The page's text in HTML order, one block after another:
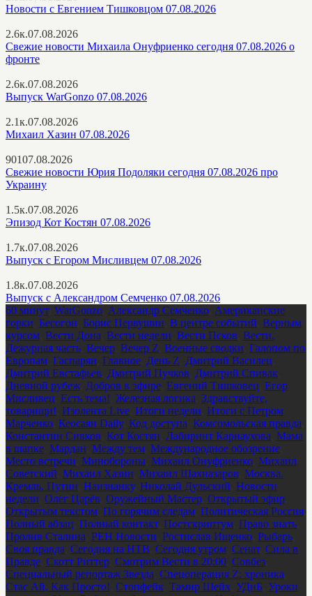
Новости с Евгением Тишковцом 07.08.2026
2.6к.07.08.2026
Свежие новости Михаила Онуфриенко сегодня 07.08.2026 о
фронте
2.6к.07.08.2026
Выпуск WarGonzo 07.08.2026
2.1к.07.08.2026
Михаил Хазин 07.08.2026
90107.08.2026
Свежие новости Юрия Подоляки сегодня 07.08.2026 про
Украину
1.5к.07.08.2026
Эпизод Кот Костян 07.08.2026
1.7к.07.08.2026
Выпуск с Егором Мисливцем 07.08.2026
1.8к.07.08.2026
Выпуск с Александром Семченко 07.08.2026
60 минут, WarGonzo Александр Семченко Американские
горки Бесогон Борис Первушин В центре событий Верным
курсом Вести Дона Вести недели Вести Псков Вести.
Дежурная часть Вечер Вечер Z Военные сводки Галопом по
Европам Гаспарян Главное День Z Дмитрий Василец
Дмитрий Евстафьев Дмитрий Пучков Дмитрий Спивак
Дневной рубеж Добров в эфире Евгений Тишковец Егор
Мисливец Есть тема! Железная логика Здравствуйте,
товарищи! Изолента Live Итоги недели Итоги с Петром
Марченко Кеосаян Daily, Код доступа Комсомольская правда
Константин Сивков Кот Костян Лабиринт Карнаухова Мама
в шапке Мардан Между тем Международное обозрение
Место встречи Минобороны Михаил Онуфриенко Михаил
Советский Михаил Хазин Михаил Шахназаров Москва.
Кремль. Путин Наизнанку, Николай Дульский Новости
недели Олег Царёв Оружейный Мастер Открытый эфир
Открытым текстом По горячим следам Политическая Россия
Полный абзац Полный контакт, Постскриптум Право знать
Пролив Сталина РЕН Новости Ростислав Ищенко Рыбарь
Своя правда Сегодня на НТВ Сегодня утром Сенат, Сила в
Правде Скотт Риттер Смотрим Вести в 20:00 Совбез
Специальный репортаж Звезда Спецоперация Z: хроника
Стас Ай, Как Просто! Стопфейк Тамир Шейх УДнБ Уроки